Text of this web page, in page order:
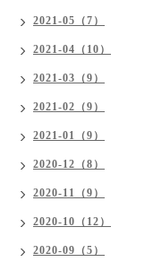
2021-05（7）
2021-04（10）
2021-03（9）
2021-02（9）
2021-01（9）
2020-12（8）
2020-11（9）
2020-10（12）
2020-09（5）